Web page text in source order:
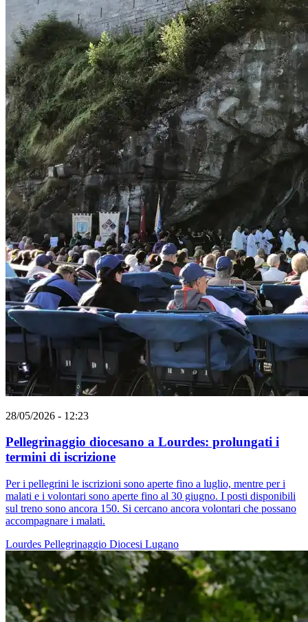
28/05/2026 - 12:23
Pellegrinaggio diocesano a Lourdes: prolungati i
termini di iscrizione
Per i pellegrini le iscrizioni sono aperte fino a luglio, mentre per i
malati e i volontari sono aperte fino al 30 giugno. I posti disponibili
sul treno sono ancora 150. Si cercano ancora volontari che possano
accompagnare i malati.
Lourdes Pellegrinaggio Diocesi Lugano